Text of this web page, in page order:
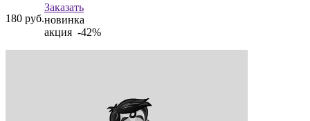
180 руб.
Заказать
новинка
акция -42%